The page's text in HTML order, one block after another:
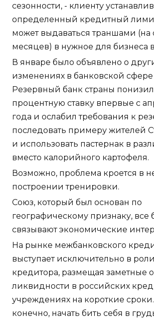
сезонности, - клиенту
определенный кредитный
может выдаваться траншами (на
месяцев) в нужное для бизнеса
В январе было объявлено о
изменениях в банковской
Резервный банк страны
процентную ставку впервые с
года и ослабил требования к
последовать примеру жителей
и использовать пастернак в
вместо калорийного картофеля.
Возможно, проблема кроется в
построении тренировки.
Союз, который был основан по
географическому признаку, все
связывают экономические
На рынке межбанковского
выступает исключительно в
кредитора, размещая заметные
ликвидности в российских
учреждениях на короткие
конечно, начать бить себя в